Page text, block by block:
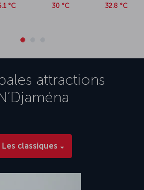
°C 30 °C 32.8 °C
attractions
Les classiques